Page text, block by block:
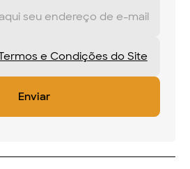
e Condições do Site